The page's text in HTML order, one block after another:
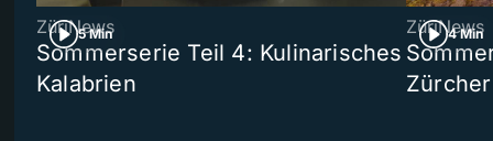
5 Min
ZüriNews
Sommerserie Teil 4: Kulinarisches
Kalabrien
4 Min
ZüriNews